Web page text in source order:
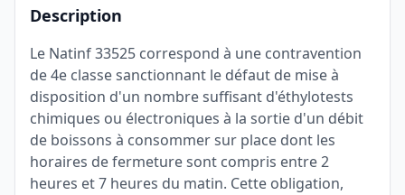
Description
Le Natinf 33525 correspond à une contravention
de 4e classe sanctionnant le défaut de mise à
disposition d'un nombre suffisant d'éthylotests
chimiques ou électroniques à la sortie d'un débit
de boissons à consommer sur place dont les
horaires de fermeture sont compris entre 2
heures et 7 heures du matin. Cette obligation,